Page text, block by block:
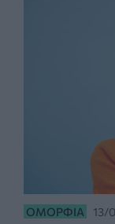
ΟΜΟΡΦΙΆ 13/